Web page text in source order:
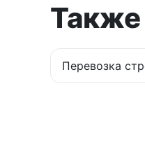
Перевозка